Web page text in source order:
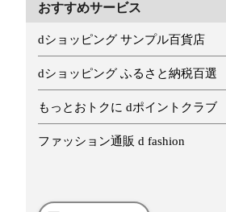
おすすめサービス
dショッピング サンプル百貨店
dショッピング ふるさと納税百選
もっとおトクに dポイントクラブ
ファッション通販 d fashion